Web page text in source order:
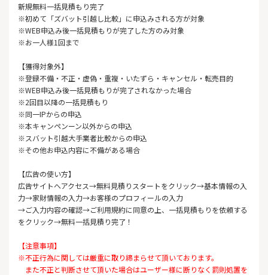
新規無料一括見積もり完了
※初めて「ズバット引越し比較」に申込みされる方が対象
※WEB申込み後一括見積もりが完了した方のみ対象
※お一人様1回まで
【獲得対象外】
※登録不備・不正・虚偽・重複・いたずら・キャンセル・転売目的
※WEB申込み後一括見積もりが完了されなかった場合
※2回目以降の一括見積もり
※同一IPからの申込
※本キャンペンーン以外からの申込
※スバット引越大手業者比較からの申込
※その他お申込内容に不備がある場合
【広告の使い方】
広告サイトへアクセス→無料見積りスタートをクリック→基本情報の入
力→家財情報の入力→お客様のプロフィールの入力
→ご入力内容の確認→ご利用規約に同意の上、一括見積もりを依頼する
をクリック→無料一括見積り完了！
【注意事項】
※不正行為に関しては厳重に取り締まらせて頂いております。
また不正と判断させて頂いた場合はユーザー様に断りなく罰則処置を